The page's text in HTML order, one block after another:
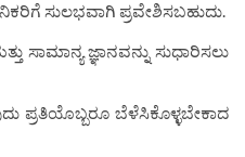
ಸುಲಭವಾಗಿ ಪ್ರವೇಶಿಸಬಹುದು.
ಸಾಮಾನ್ಯ ಜ್ಞಾನವನ್ನು ಸುಧಾರಿಸಲು
ಪ್ರತಿಯೊಬ್ಬರೂ ಬೆಳೆಸಿಕೊಳ್ಳಬೇಕಾದ